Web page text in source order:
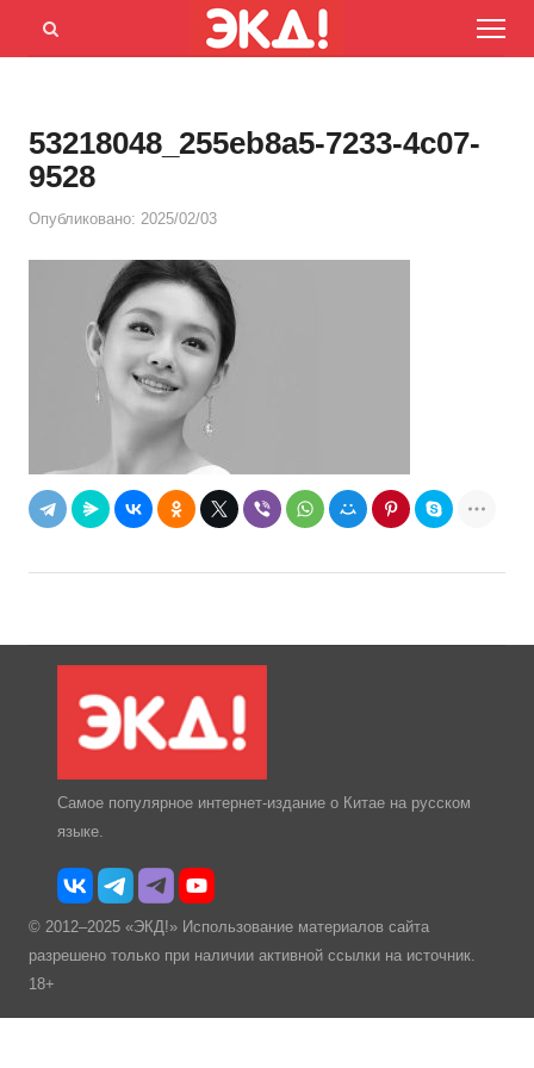
Menu
Открыть
53218048_255eb8a5-7233-4c07-
9528
Опубликовано: 2025/02/03
Самое популярное интернет-издание о Китае на русском
языке.
© 2012–2025 «ЭКД!» Использование материалов сайта
разрешено только при наличии активной ссылки на источник.
18+